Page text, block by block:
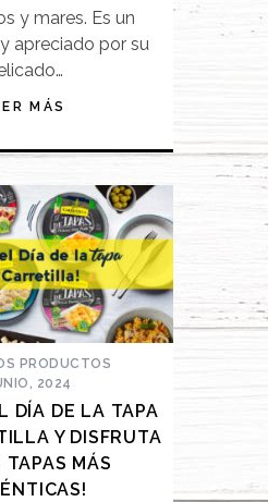
y mares. Es un
apreciado por su
MÁS
PRODUCTOS
2024
DÍA DE LA TAPA
Y DISFRUTA
TAPAS MÁS